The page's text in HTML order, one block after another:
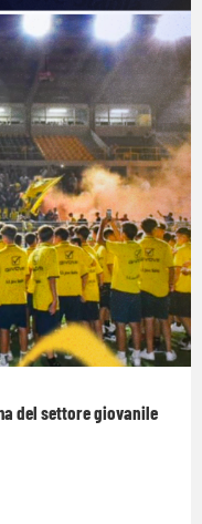
del settore giovanile